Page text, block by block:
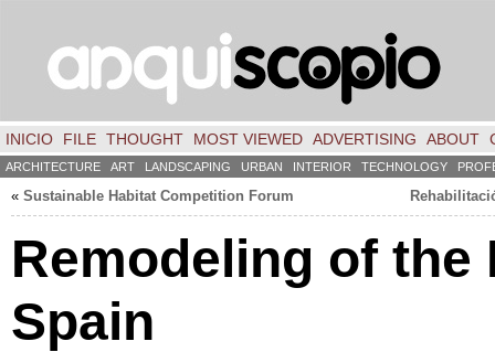
INICIO FILE THOUGHT MOST VIEWED ADVERTISING ABOUT
ARCHITECTURE ART LANDSCAPING URBAN INTERIOR TECHNOLOGY
« Sustainable Habitat Competition Forum
Remodeling of the
Spain